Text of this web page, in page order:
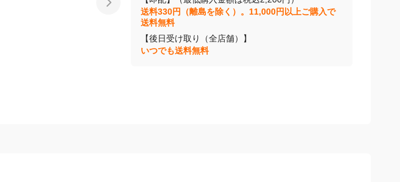
【即配】（最低購入金額は税込2,200円）
送料330円（離島を除く）。11,000円以上ご購入で
送料無料
【後日受け取り（全店舗）】